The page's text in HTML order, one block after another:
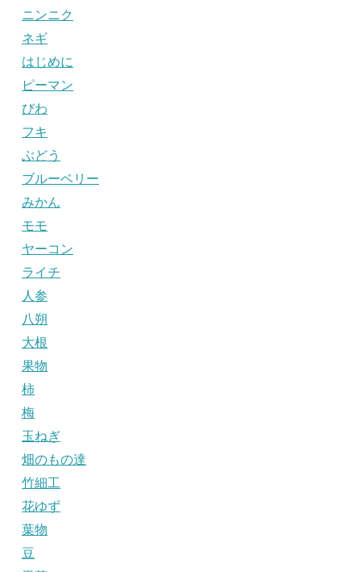
ニンニク
ネギ
はじめに
ピーマン
びわ
フキ
ぶどう
ブルーベリー
みかん
モモ
ヤーコン
ライチ
人参
八朔
大根
果物
柿
梅
玉ねぎ
畑のもの達
竹細工
花ゆず
葉物
豆